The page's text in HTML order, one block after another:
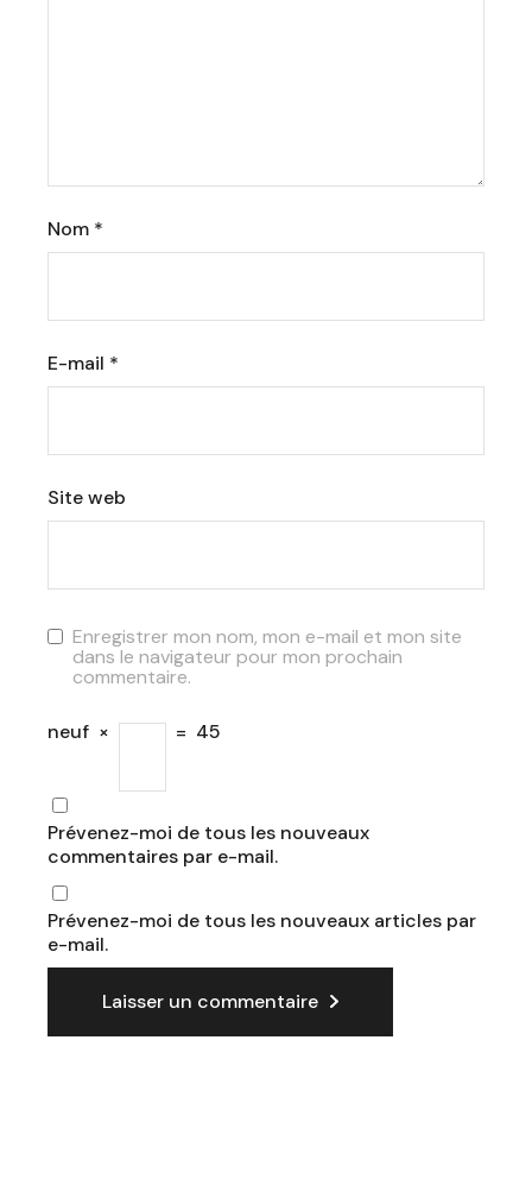
Nom *
E-mail *
Site web
Enregistrer mon nom, mon e-mail et mon site
dans le navigateur pour mon prochain
commentaire.
neuf × = 45
Prévenez-moi de tous les nouveaux
commentaires par e-mail.
Prévenez-moi de tous les nouveaux articles par
e-mail.
Laisser un commentaire